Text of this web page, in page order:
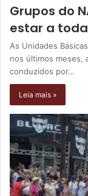
Grupos do
estar a
As Unidades
nos últimos meses,
conduzidos por…
Leia mais »